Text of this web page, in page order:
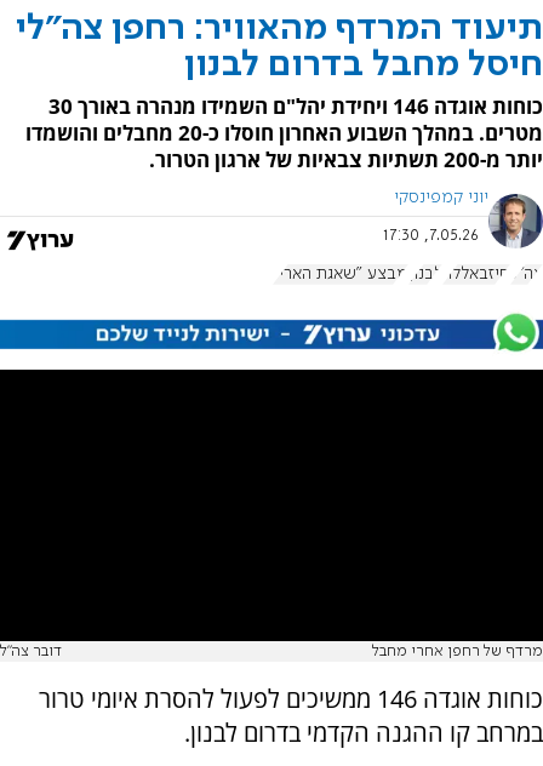
תיעוד המרדף מהאוויר: רחפן צה"לי
חיסל מחבל בדרום לבנון
כוחות אוגדה 146 ויחידת יהל"ם השמידו מנהרה באורך 30
מטרים. במהלך השבוע האחרון חוסלו כ-20 מחבלים והושמדו
יותר מ-200 תשתיות צבאיות של ארגון הטרור.
יוני קמפינסקי
7.05.26, 17:30
צה"ל חיזבאללה לבנון מבצע "שאגת הארי"
מרדף של רחפן אחרי מחבל דובר צה"ל
כוחות אוגדה 146 ממשיכים לפעול להסרת איומי טרור
במרחב קו ההגנה הקדמי בדרום לבנון.